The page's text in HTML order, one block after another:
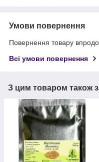
Умови повернення
Повернення товару
Всі умови повернення
З цим товаром також